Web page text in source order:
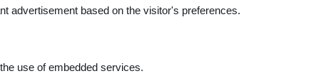
advertisement based on the visitor's preferences.
use of embedded services.